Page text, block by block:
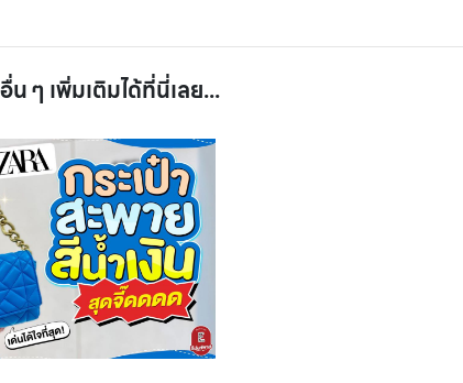
น ๆ เพิ่มเติมได้ที่นี่เลย...